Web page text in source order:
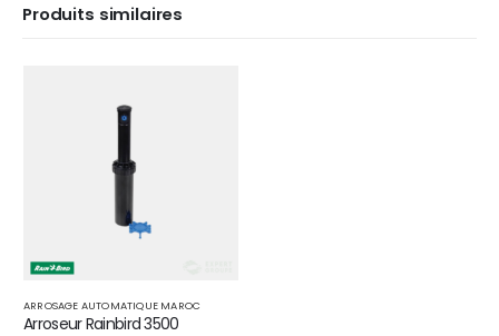
Produits similaires
ARROSAGE AUTOMATIQUE MAROC
Arroseur Rainbird 3500